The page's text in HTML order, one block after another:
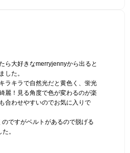
ら大好きなmerryjennyから出ると
した。
ラキラで自然光だと黄色く、蛍光
麗！見る角度で色が変わるのが楽
合わせやすいのでお気に入りで
ですがベルトがあるので脱げる
。